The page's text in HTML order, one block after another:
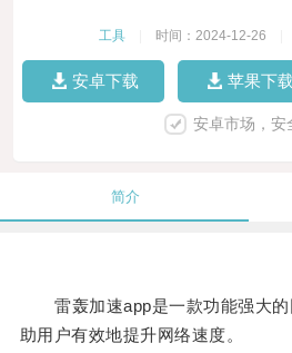
工具 时间：2024-12-26
安卓下载 苹果下载
安卓市场，安
简介
雷轰加速app是一款功能强大的
助用户有效地提升网络速度。